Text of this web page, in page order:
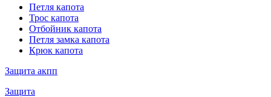
Петля капота
Трос капота
Отбойник капота
Петля замка капота
Крюк капота
Защита акпп
Защита